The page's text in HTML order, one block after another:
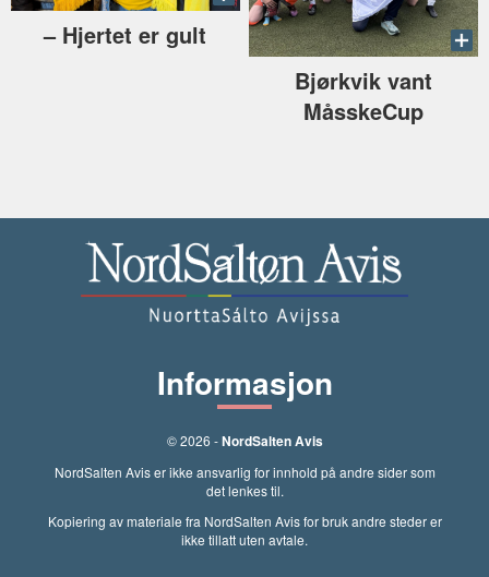
–⁠ Hjertet er gult
Bjørkvik vant
MåsskeCup
Informasjon
© 2026 -NordSalten Avis
NordSalten Avis er ikke ansvarlig for innhold på andre sider som
det lenkes til.
Kopiering av materiale fra NordSalten Avis for bruk andre steder er
ikke tillatt uten avtale.